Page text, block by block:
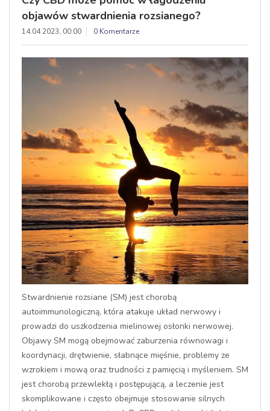
objawów stwardnienia rozsianego?
14.04.2023, 00:00 0 Komentarze
Stwardnienie rozsiane (SM) jest chorobą
autoimmunologiczną, która atakuje układ nerwowy i
prowadzi do uszkodzenia mielinowej osłonki nerwowej.
Objawy SM mogą obejmować zaburzenia równowagi i
koordynacji, drętwienie, słabnące mięśnie, problemy ze
wzrokiem i mową oraz trudności z pamięcią i myśleniem. SM
jest chorobą przewlekłą i postępującą, a leczenie jest
skomplikowane i często obejmuje stosowanie silnych